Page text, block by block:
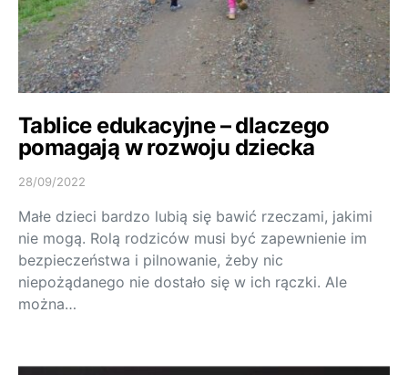
Tablice edukacyjne – dlaczego
pomagają w rozwoju dziecka
28/09/2022
Małe dzieci bardzo lubią się bawić rzeczami, jakimi
nie mogą. Rolą rodziców musi być zapewnienie im
bezpieczeństwa i pilnowanie, żeby nic
niepożądanego nie dostało się w ich rączki. Ale
można…